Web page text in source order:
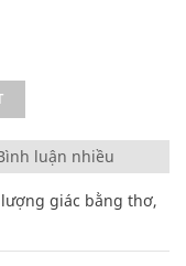
luận nhiều
giác bằng thơ,